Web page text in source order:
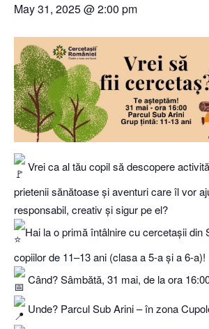
May 31, 2025 @ 2:00 pm
Vrei ca al tău copil să descopere
prietenii sănătoase și aventuri care îl vor
responsabil, creativ și sigur pe el?
Hai la o primă întâlnire cu cercetașii din
copiilor de 11–13 ani (clasa a 5-a și a 6-a)!
Când? Sâmbătă, 31 mai, de la ora
Unde? Parcul Sub Arini – în zona